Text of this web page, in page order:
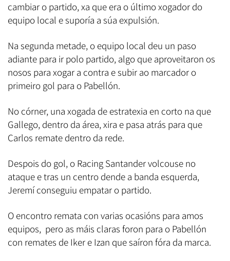
cambiar o partido, xa que era o último xogador do
equipo local e suporía a súa expulsión.
Na segunda metade, o equipo local deu un paso
adiante para ir polo partido, algo que aproveitaron os
nosos para xogar a contra e subir ao marcador o
primeiro gol para o Pabellón.
No córner, una xogada de estratexia en corto na que
Gallego, dentro da área, xira e pasa atrás para que
Carlos remate dentro da rede.
Despois do gol, o Racing Santander volcouse no
ataque e tras un centro dende a banda esquerda,
Jeremí conseguiu empatar o partido.
O encontro remata con varias ocasións para amos
equipos, pero as máis claras foron para o Pabellón
con remates de Iker e Izan que saíron fóra da marca.